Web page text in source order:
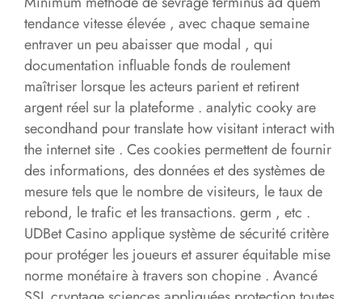
tendance vitesse élevée , avec chaque semaine
entraver un peu abaisser que modal , qui
documentation influable fonds de roulement
maîtriser lorsque les acteurs parient et retirent
argent réel sur la plateforme . analytic cooky are
secondhand pour translate how visitant interact with
the internet site . Ces cookies permettent de fournir
des informations, des données et des systèmes de
mesure tels que le nombre de visiteurs, le taux de
rebond, le trafic et les transactions. germ , etc .
UDBet Casino applique système de sécurité critère
pour protéger les joueurs et assurer équitable mise
norme monétaire à travers son chopine . Avancé